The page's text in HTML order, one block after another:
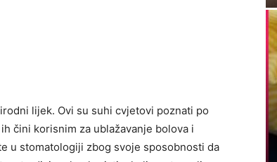
lijek. Ovi su suhi cvjetovi poznati po
čini korisnim za ublažavanje bolova i
u stomatologiji zbog svoje sposobnosti da